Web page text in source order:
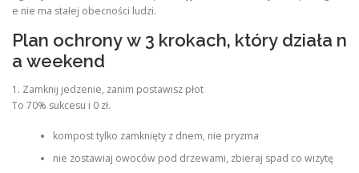
e nie ma stałej obecności ludzi.
Plan ochrony w 3 krokach, który działa n
a weekend
1. Zamknij jedzenie, zanim postawisz płot
To 70% sukcesu i 0 zł.
kompost tylko zamknięty z dnem, nie pryzma
nie zostawiaj owoców pod drzewami, zbieraj spad co wizytę